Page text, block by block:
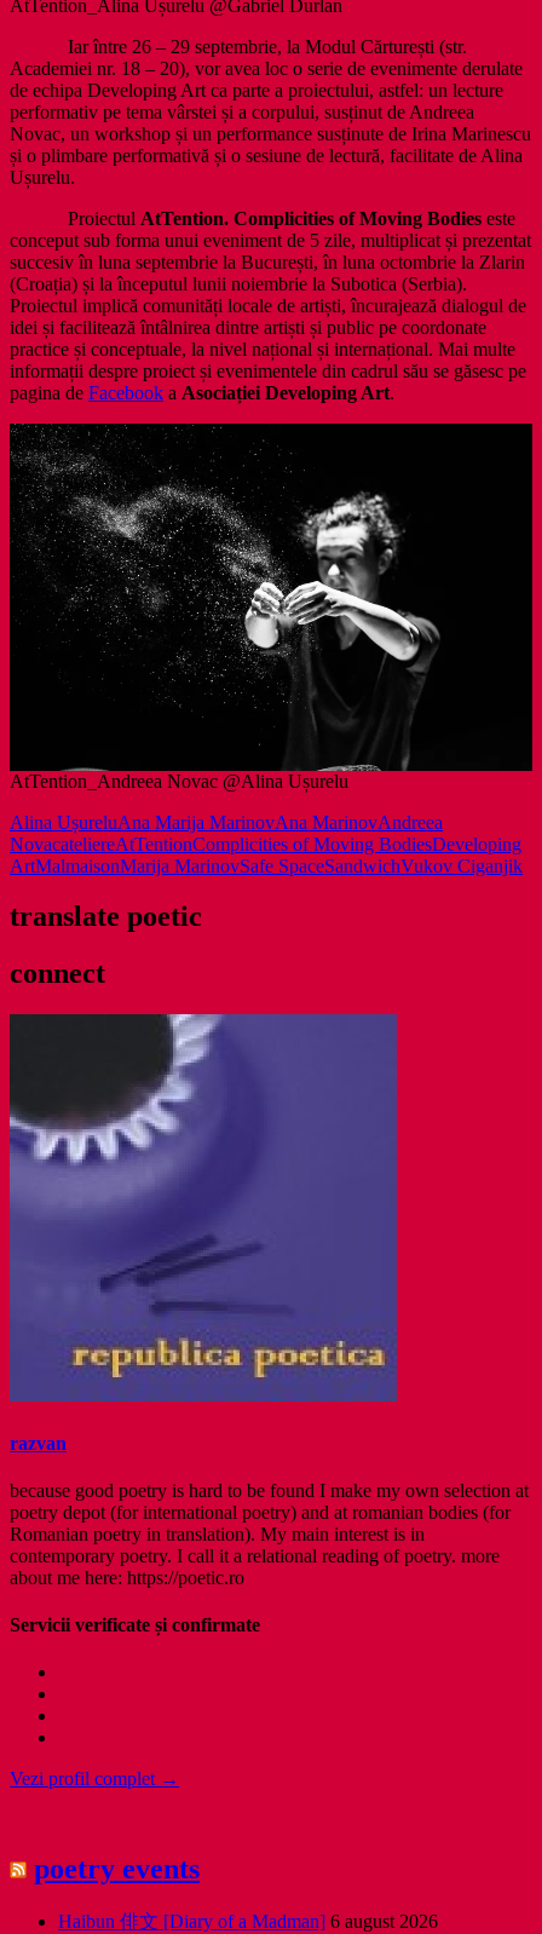
AtTention_Alina Ușurelu @Gabriel Durlan
Iar între 26 – 29 septembrie, la Modul Cărturești (str.
Academiei nr. 18 – 20), vor avea loc o serie de evenimente derulate
de echipa Developing Art ca parte a proiectului, astfel: un lecture
performativ pe tema vârstei și a corpului, susținut de Andreea
Novac, un workshop și un performance susținute de Irina Marinescu
și o plimbare performativă și o sesiune de lectură, facilitate de Alina
Ușurelu.
Proiectul AtTention. Complicities of Moving Bodies este
conceput sub forma unui eveniment de 5 zile, multiplicat și prezentat
succesiv în luna septembrie la București, în luna octombrie la Zlarin
(Croația) și la începutul lunii noiembrie la Subotica (Serbia).
Proiectul implică comunități locale de artiști, încurajează dialogul de
idei și facilitează întâlnirea dintre artiști și public pe coordonate
practice și conceptuale, la nivel național și internațional. Mai multe
informații despre proiect și evenimentele din cadrul său se găsesc pe
pagina de Facebook a Asociației Developing Art.
AtTention_Andreea Novac @Alina Ușurelu
Alina UșureluAna Marija MarinovAna MarinovAndreea
NovacateliereAtTentionComplicities of Moving BodiesDeveloping
ArtMalmaisonMarija MarinovSafe SpaceSandwichVukov Ciganjik
translate poetic
connect
razvan
because good poetry is hard to be found I make my own selection at
poetry depot (for international poetry) and at romanian bodies (for
Romanian poetry in translation). My main interest is in
contemporary poetry. I call it a relational reading of poetry. more
about me here: https://poetic.ro
Servicii verificate și confirmate
Vezi profil complet →
poetry events
Haibun 俳文 [Diary of a Madman] 6 august 2026